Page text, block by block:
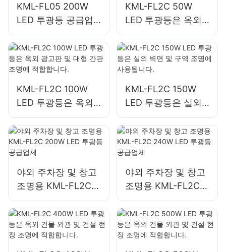
KML-FL05 200W
LED 투광등 공급업
체, 비상 및 재난 구
호 현장 조명
KML-FL2C 50W
LED 투광등은 옥외
광고판 및 대형 간판
조명에 적합합니다.
KML-FL2C 100W
LED 투광등은 옥외
광고판 및 대형 간판
조명에 적합합니다.
KML-FL2C 150W
LED 투광등은 실외
벽면 및 구역 조명에
사용됩니다.
야외 주차장 및 창고
조명용 KML-FL2C
200W LED 투광등
공급업체
야외 주차장 및 창고
조명용 KML-FL2C
240W LED 투광등
공급업체